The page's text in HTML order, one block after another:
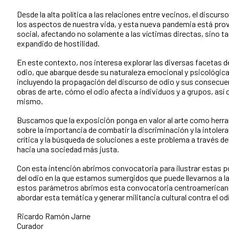
Desde la alta política a las relaciones entre vecinos, el
los aspectos de nuestra vida, y esta nueva pandemia está
social, afectando no solamente a las víctimas directas, sino
expandido de hostilidad.
En este contexto, nos interesa explorar las diversas facetas
odio, que abarque desde su naturaleza emocional y
incluyendo la propagación del discurso de odio y sus
obras de arte, cómo el odio afecta a individuos y a grupos,
mismo.
Buscamos que la exposición ponga en valor al arte como
sobre la importancia de combatir la discriminación y la
crítica y la búsqueda de soluciones a este problema a través
hacia una sociedad más justa.
Con esta intención abrimos convocatoria para ilustrar estas
del odio en la que estamos sumergidos que puede llevarnos
estos parámetros abrimos esta convocatoria
abordar esta temática y generar militancia cultural contra el
Ricardo Ramón Jarne
Curador